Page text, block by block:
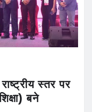
स्तर पर
बने